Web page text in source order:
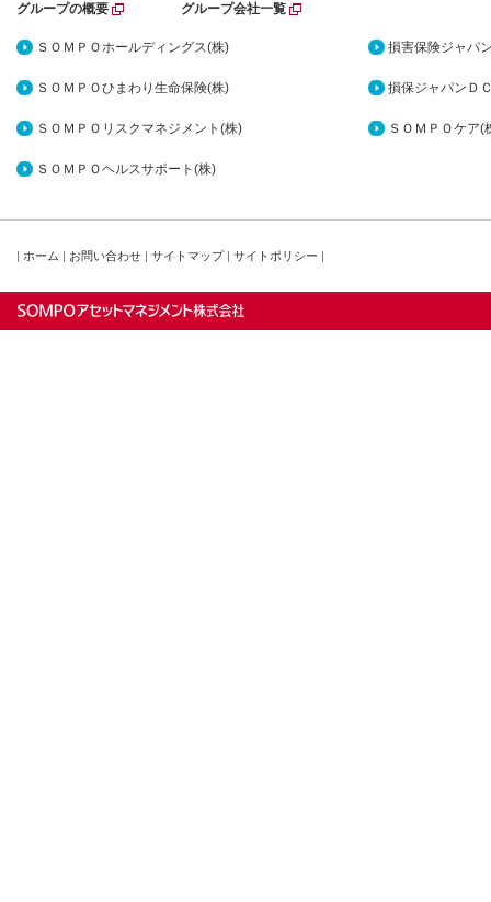
グループの概要 グループ会社一覧
ＳＯＭＰＯホールディングス(株) 損害保険ジャパ
ＳＯＭＰＯひまわり生命保険(株) 損保ジャパンＤ
ＳＯＭＰＯリスクマネジメント(株) ＳＯＭＰＯケア(
ＳＯＭＰＯヘルスサポート(株)
ホーム お問い合わせ サイトマップ サイトポリシー